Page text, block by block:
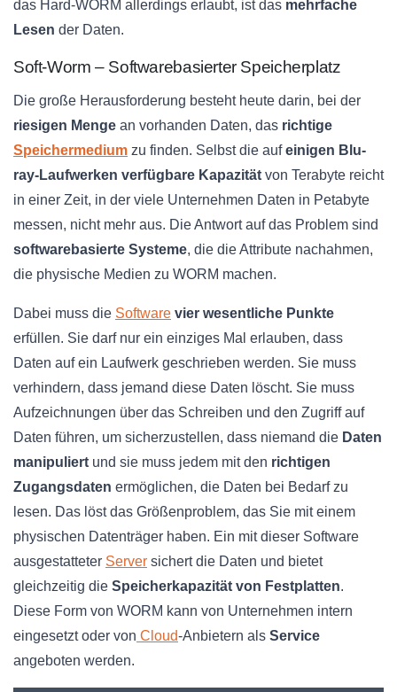
das Hard-WORM allerdings erlaubt, ist das mehrfache
Lesen der Daten.
Soft-Worm – Softwarebasierter Speicherplatz
Die große Herausforderung besteht heute darin, bei der
riesigen Menge an vorhanden Daten, das richtige
Speichermedium zu finden. Selbst die aufeinigen Blu-
ray-Laufwerken verfügbare Kapazität von Terabyte reicht
in einer Zeit, in der viele Unternehmen Daten in Petabyte
messen, nicht mehr aus. Die Antwort auf das Problem sind
softwarebasierte Systeme, die die Attribute nachahmen,
die physische Medien zu WORM machen.
Dabei muss die Software vier wesentliche Punkte
erfüllen. Sie darf nur ein einziges Mal erlauben, dass
Daten auf ein Laufwerk geschrieben werden. Sie muss
verhindern, dass jemand diese Daten löscht. Sie muss
Aufzeichnungen über das Schreiben und den Zugriff auf
Daten führen, um sicherzustellen, dass niemand die Daten
manipuliert und sie muss jedem mit den richtigen
Zugangsdaten ermöglichen, die Daten bei Bedarf zu
lesen. Das löst das Größenproblem, das Sie mit einem
physischen Datenträger haben. Ein mit dieser Software
ausgestatteter Server sichert die Daten und bietet
gleichzeitig die Speicherkapazität von Festplatten.
Diese Form von WORM kann von Unternehmen intern
eingesetzt oder von Cloud-Anbietern als Service
angeboten werden.